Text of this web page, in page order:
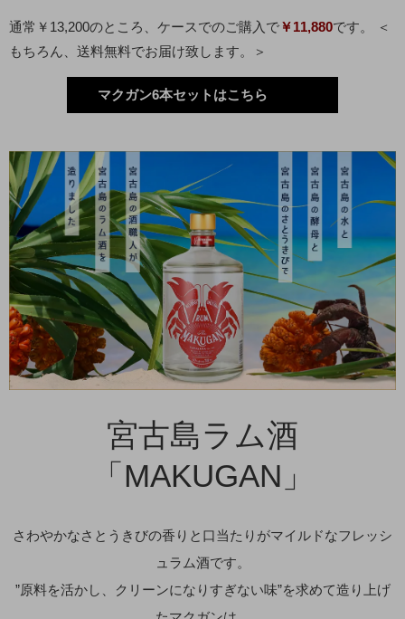
通常￥13,200のところ、ケースでのご購入で￥11,880です。 ＜
もちろん、送料無料でお届け致します。＞
マクガン6本セットはこちら
宮古島ラム酒
「MAKUGAN」
さわやかなさとうきびの香りと口当たりがマイルドなフレッシ
ュラム酒です。
”原料を活かし、クリーンになりすぎない味”を求めて造り上げ